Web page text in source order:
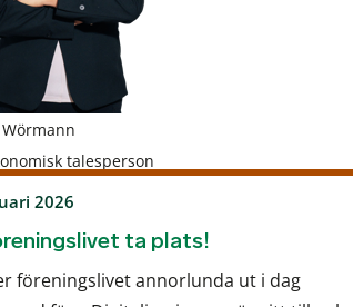
talesperson
2026
ta plats!
föreningslivet annorlunda ut i dag